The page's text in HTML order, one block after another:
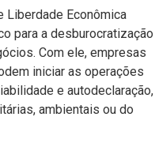
Liberdade Econômica
para a desburocratização
Com ele, empresas
iniciar as operações
e autodeclaração,
ambientais ou do